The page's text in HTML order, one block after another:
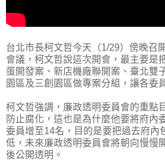
台北市長柯文哲今天（1/29）傍晚召
會議，柯文哲說這次開會，最主要是
蛋開發案、新店機廠聯開案、臺北雙
園區及三創園區做專案分組，讓各委
柯文哲強調，廉政透明委員會的重點
防止腐化，這也是為什麼他要將府內
委員增至14名，目的是要把過去府內
低，未來廉政透明委員會將朝向慢慢
後公開透明。